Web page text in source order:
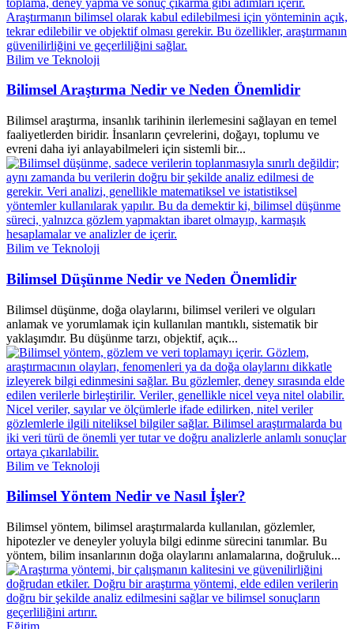
Bilim ve Teknoloji
Bilimsel Araştırma Nedir ve Neden Önemlidir
Bilimsel araştırma, insanlık tarihinin ilerlemesini sağlayan en temel
faaliyetlerden biridir. İnsanların çevrelerini, doğayı, toplumu ve
evreni daha iyi anlayabilmeleri için sistemli bir...
Bilim ve Teknoloji
Bilimsel Düşünme Nedir ve Neden Önemlidir
Bilimsel düşünme, doğa olaylarını, bilimsel verileri ve olguları
anlamak ve yorumlamak için kullanılan mantıklı, sistematik bir
yaklaşımdır. Bu düşünme tarzı, objektif, açık...
Bilim ve Teknoloji
Bilimsel Yöntem Nedir ve Nasıl İşler?
Bilimsel yöntem, bilimsel araştırmalarda kullanılan, gözlemler,
hipotezler ve deneyler yoluyla bilgi edinme sürecini tanımlar. Bu
yöntem, bilim insanlarının doğa olaylarını anlamalarına, doğruluk...
Eğitim